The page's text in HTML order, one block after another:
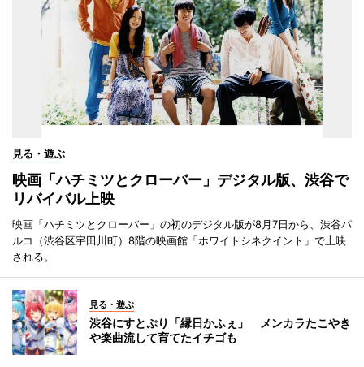
見る・遊ぶ
映画「ハチミツとクローバー」デジタル版、渋谷で
リバイバル上映
映画「ハチミツとクローバー」の初のデジタル版が8月7日から、渋谷パ
ルコ（渋谷区宇田川町）8階の映画館「ホワイトシネクイント」で上映
される。
見る・遊ぶ
渋谷にすとぷり「縁日かふぇ」 メンカラたこやき
や楽曲流して育てたイチゴも